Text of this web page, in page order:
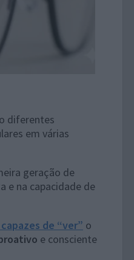
diferentes
em várias
geração de
e na capacidade de
de “ver” o
e consciente